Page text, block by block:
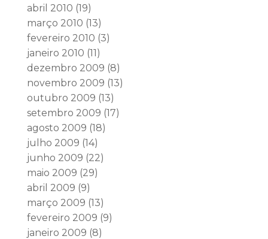
abril 2010 (19)
março 2010 (13)
fevereiro 2010 (3)
janeiro 2010 (11)
dezembro 2009 (8)
novembro 2009 (13)
outubro 2009 (13)
setembro 2009 (17)
agosto 2009 (18)
julho 2009 (14)
junho 2009 (22)
maio 2009 (29)
abril 2009 (9)
março 2009 (13)
fevereiro 2009 (9)
janeiro 2009 (8)